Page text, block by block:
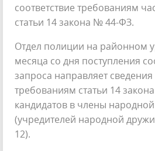
соответствие требованиям
статьи 14 закона № 44-ФЗ.
Отдел полиции на районном
месяца со дня поступления
запроса направляет сведения
требованиям статьи 14
кандидатов в члены
(учредителей народной
12).